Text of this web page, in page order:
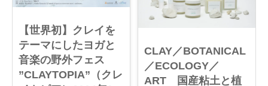
【世界初】クレイを
テーマにしたヨガと
音楽の野外フェス
”CLAYTOPIA”（クレ
CLAY／BOTANICAL
／ECOLOGY／
ART 国産粘土と植